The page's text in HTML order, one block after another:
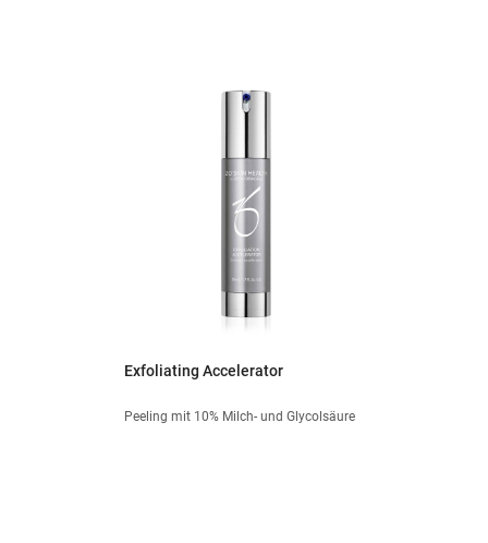
Exfoliating Accelerator
Peeling mit 10% Milch- und Glycolsäure